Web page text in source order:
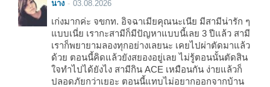
นาง 03.08.2026
เก่งมากค่ะ จขกท. อิจฉาเมียคุณนะเนีย มีสามีน่ารัก ๆ
แบบเนี่ย เรากะสามีก็มีปัญหาแบบนี้เลย 3 ปีแล้ว สามี
เราก็พยายามลองทุกอย่างเลยนะ เคยไปผ่าตัดมาแล้ว
ด้วย ตอนนี้คิดแล้วยังสยองอยู่เลย ไม่รู้ตอนนั้นตัดสิน
ใจทำไปได้ยังไง สามีกิน ACE เหมือนกัน ง่ายแล้วก็
ปลอดภัยกว่าเยอะ ตอนนี้แทบไม่อยากออกจากบ้าน